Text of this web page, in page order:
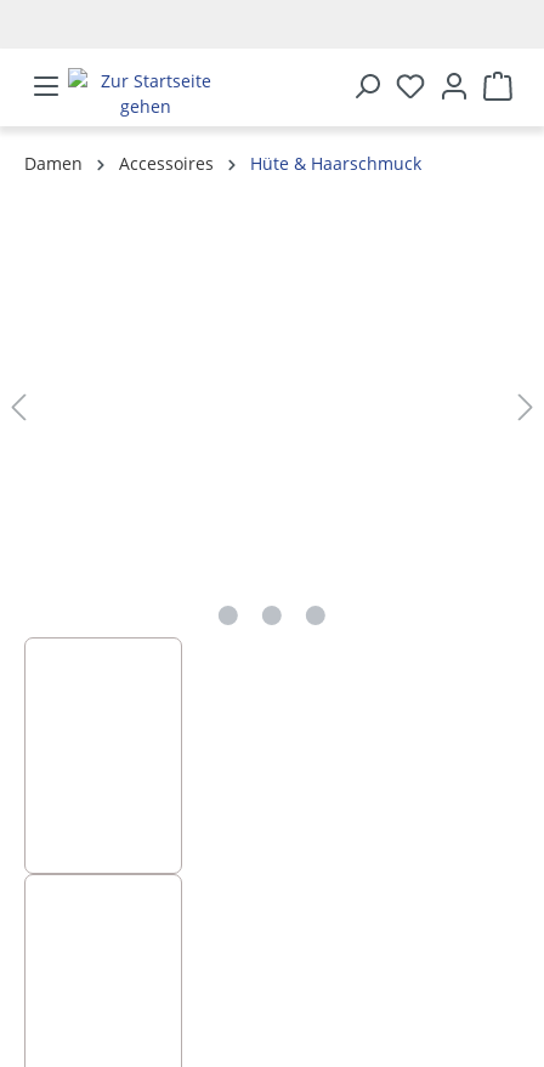
Damen Accessoires
Hüte & Haarschmuck